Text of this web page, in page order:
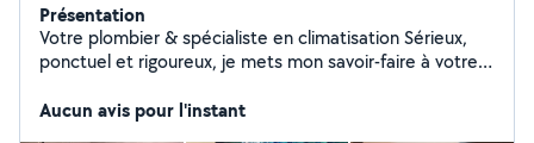
Présentation
Votre plombier & spécialiste en climatisation Sérieux,
ponctuel et rigoureux, je mets mon savoir-faire à votre
climatisation, en neuf comme en rénovation. Mon
Aucun avis pour l'instant